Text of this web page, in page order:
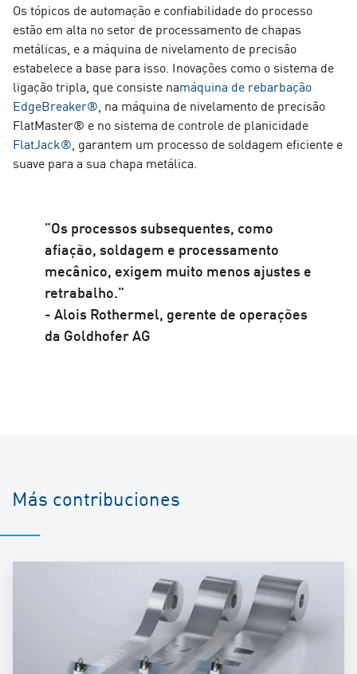
Os tópicos de automação e confiabilidade do processo
estão em alta no setor de processamento de chapas
metálicas, e a máquina de nivelamento de precisão
estabelece a base para isso. Inovações como o sistema de
ligação tripla, que consiste namáquina de rebarbação
EdgeBreaker® , na máquina de nivelamento de precisão
FlatMaster® e no sistema de controle de planicidade
FlatJack® , garantem um processo de soldagem eficiente e
suave para a sua chapa metálica.
"Os processos subsequentes, como
afiação, soldagem e processamento
mecânico, exigem muito menos ajustes e
retrabalho."
- Alois Rothermel, gerente de operações
da Goldhofer AG
Más contribuciones